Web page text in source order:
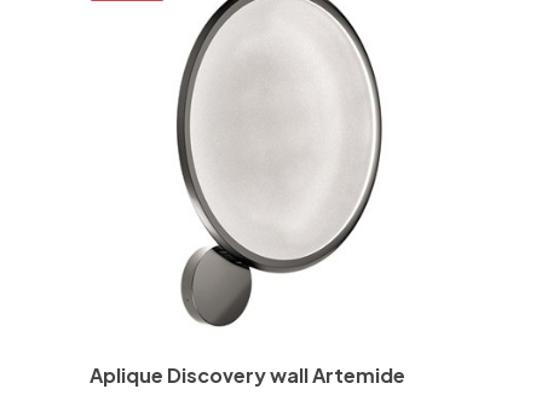
Aplique Discovery wall Artemide